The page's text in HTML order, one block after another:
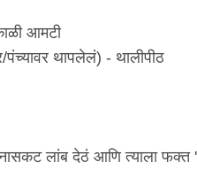
आमटी
थापलेलं) - थालीपीठ
लांब देठं आणि त्याला